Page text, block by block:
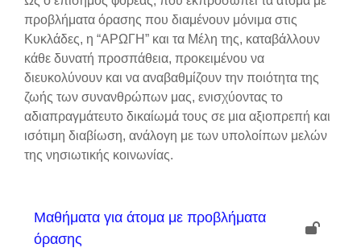
προβλήματα όρασης που διαμένουν μόνιμα στις
Κυκλάδες, η “ΑΡΩΓΗ” και τα Μέλη της, καταβάλλουν
κάθε δυνατή προσπάθεια, προκειμένου να
διευκολύνουν και να αναβαθμίζουν την ποιότητα της
ζωής των συνανθρώπων μας, ενισχύοντας το
αδιαπραγμάτευτο δικαίωμά τους σε μια αξιοπρεπή και
ισότιμη διαβίωση, ανάλογη με των υπολοίπων μελών
της νησιωτικής κοινωνίας.
Mαθήματα για άτομα με προβλήματα
όρασης